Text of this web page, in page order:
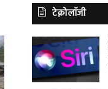
टेक्नोलॉजी